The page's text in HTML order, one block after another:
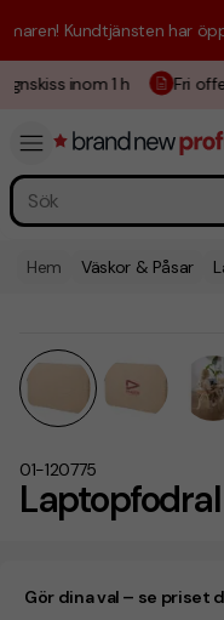
Kundtjänsten har
inom 1 h Fri
Hem Väskor & Påsar
Laptopfodral
01-120775
Gör dina val – se priset